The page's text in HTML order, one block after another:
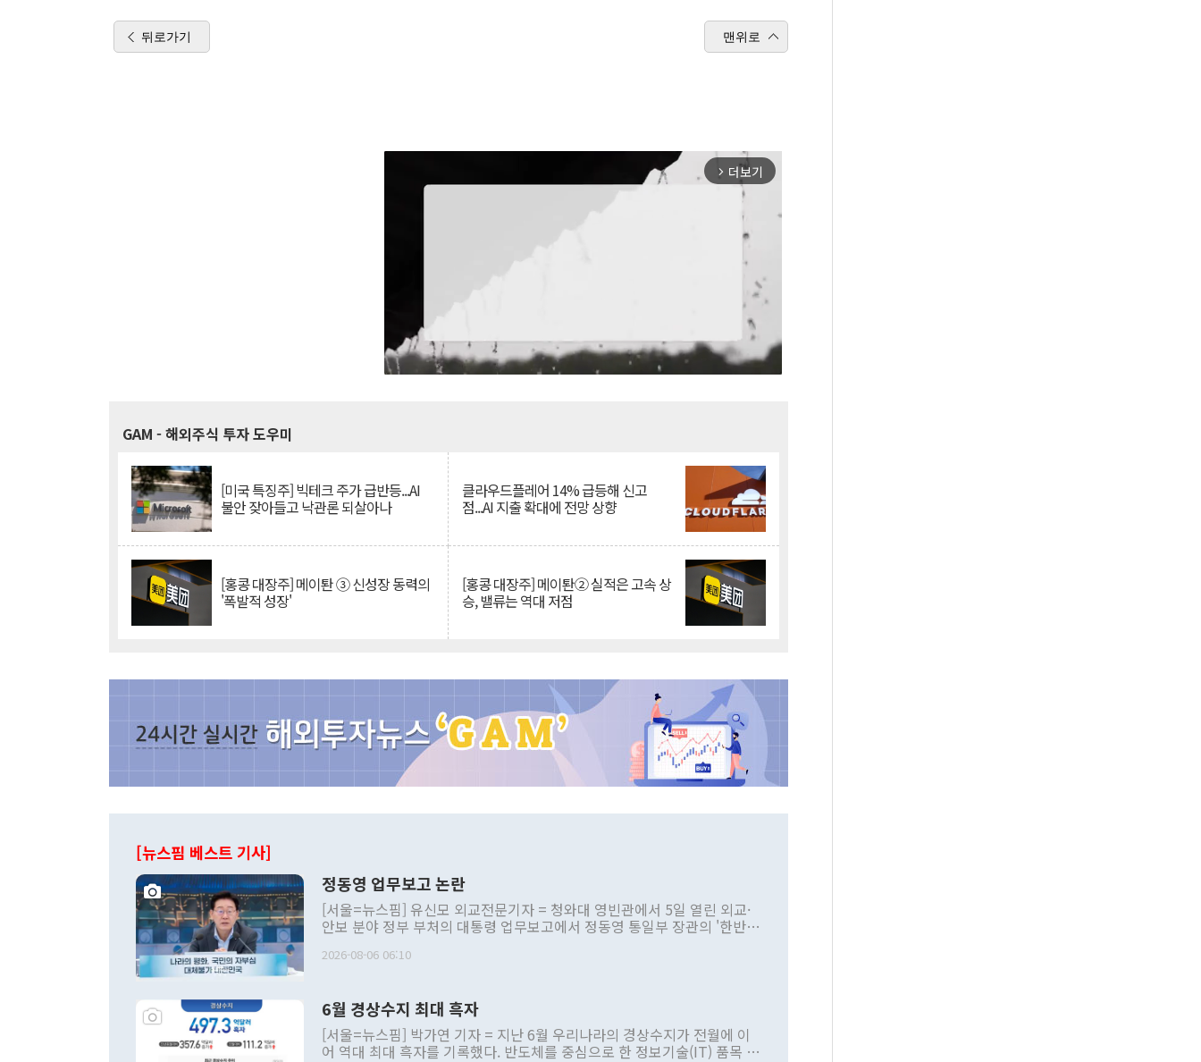
뒤로가기 맨위로
arrow_forward_ios 더보기
GAM - 해외주식 투자 도우미
[미국 특징주] 빅테크 주가 급반등...AI
불안 잦아들고 낙관론 되살아나
클라우드플레어 14% 급등해 신고
점...AI 지출 확대에 전망 상향
[홍콩 대장주] 메이퇀 ③ 신성장 동력의
'폭발적 성장'
[홍콩 대장주] 메이퇀② 실적은 고속 상
승, 밸류는 역대 저점
[뉴스핌 베스트 기사]
정동영 업무보고 논란
[서울=뉴스핌] 유신모 외교전문기자 = 청와대 영빈관에서 5일 열린 외교·
안보 분야 정부 부처의 대통령 업무보고에서 정동영 통일부 장관의 '한반도
발언 중에는 정부 내 조율을 거치지 않은 사안을 정책으로 추진하겠다고 공
주의적 희망에 근거한 비현실적 구상'이라는 비판을 내놨다. 그동안 정 장
관의 대북 정책 관련 발언이 물의를 빚은 적은 여러 번 있지만 대통령과 유
관 부처 장관이 공개적으로 부정적 입장을 표명한 것은 이례적이다. 정 장
2026-08-06 06:10
6월 경상수지 최대 흑자
[서울=뉴스핌] 박가연 기자 = 지난 6월 우리나라의 경상수지가 전월에 이
어 역대 최대 흑자를 기록했다. 반도체를 중심으로 한 정보기술(IT) 품목 수